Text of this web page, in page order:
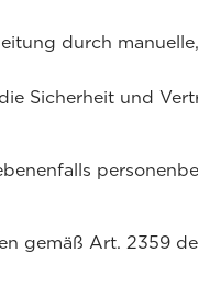
durch
Sicherheit und
gemäß Art. 2359